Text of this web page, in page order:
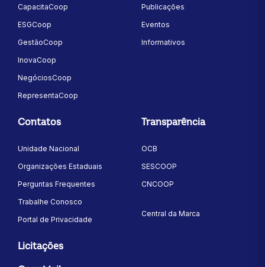
CapacitaCoop
ESGCoop
GestãoCoop
InovaCoop
NegóciosCoop
RepresentaCoop
Publicações
Eventos
Informativos
Contatos
Unidade Nacional
Organizações Estaduais
Perguntas Frequentes
Trabalhe Conosco
Portal de Privacidade
Transparência
OCB
SESCOOP
CNCOOP
Central da Marca
Licitações